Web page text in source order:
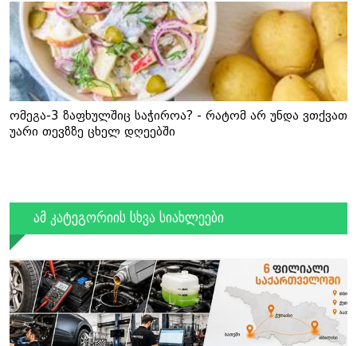
ომეგა-3 ზაფხულშიც საჭიროა? - რატომ არ უნდა ვთქვათ
უარი თევზზე ცხელ დღეებში
ამ კატეგორიის სხვა სიახლეები